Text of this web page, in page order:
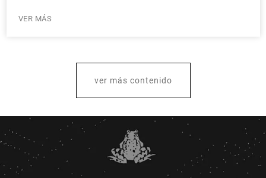
VER MÁS
ver más contenido